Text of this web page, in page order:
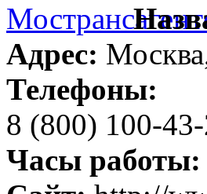
Адрес:
Телефоны:
8 (800) 100-43-
Часы работы: